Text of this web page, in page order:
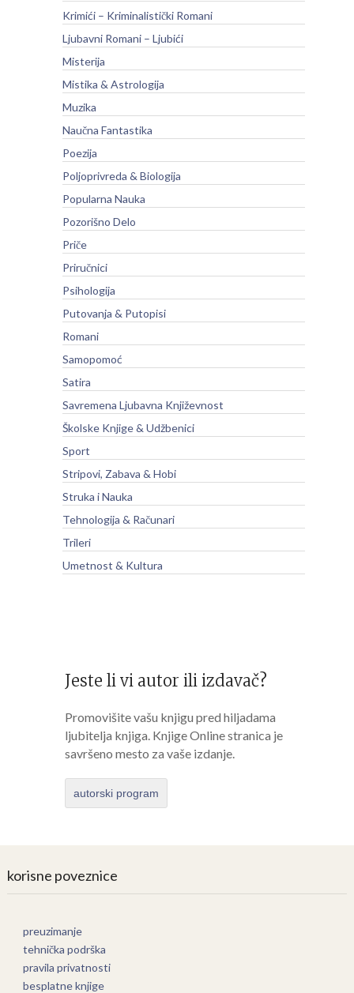
Krimići – Kriminalistički Romani
Ljubavni Romani – Ljubići
Misterija
Mistika & Astrologija
Muzika
Naučna Fantastika
Poezija
Poljoprivreda & Biologija
Popularna Nauka
Pozorišno Delo
Priče
Priručnici
Psihologija
Putovanja & Putopisi
Romani
Samopomoć
Satira
Savremena Ljubavna Književnost
Školske Knjige & Udžbenici
Sport
Stripovi, Zabava & Hobi
Struka i Nauka
Tehnologija & Računari
Trileri
Umetnost & Kultura
Jeste li vi autor ili izdavač?
Promovišite vašu knjigu pred hiljadama
ljubitelja knjiga. Knjige Online stranica je
savršeno mesto za vaše izdanje.
autorski program
korisne poveznice
preuzimanje
tehnička podrška
pravila privatnosti
besplatne knjige